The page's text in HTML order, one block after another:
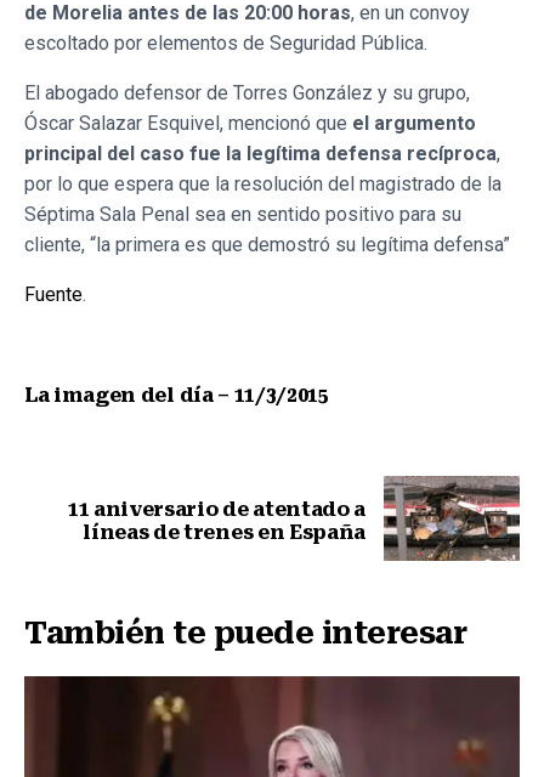
de Morelia antes de las 20:00 horas, en un convoy
escoltado por elementos de Seguridad Pública.
El abogado defensor de Torres González y su grupo,
Óscar Salazar Esquivel, mencionó que el argumento
principal del caso fue la legítima defensa recíproca,
por lo que espera que la resolución del magistrado de la
Séptima Sala Penal sea en sentido positivo para su
cliente, “la primera es que demostró su legítima defensa”
Fuente.
La imagen del día – 11/3/2015
11 aniversario de atentado a
líneas de trenes en España
También te puede interesar